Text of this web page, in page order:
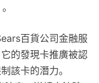
百貨公司金融服
的發現卡推廣被認
該卡的潛力。